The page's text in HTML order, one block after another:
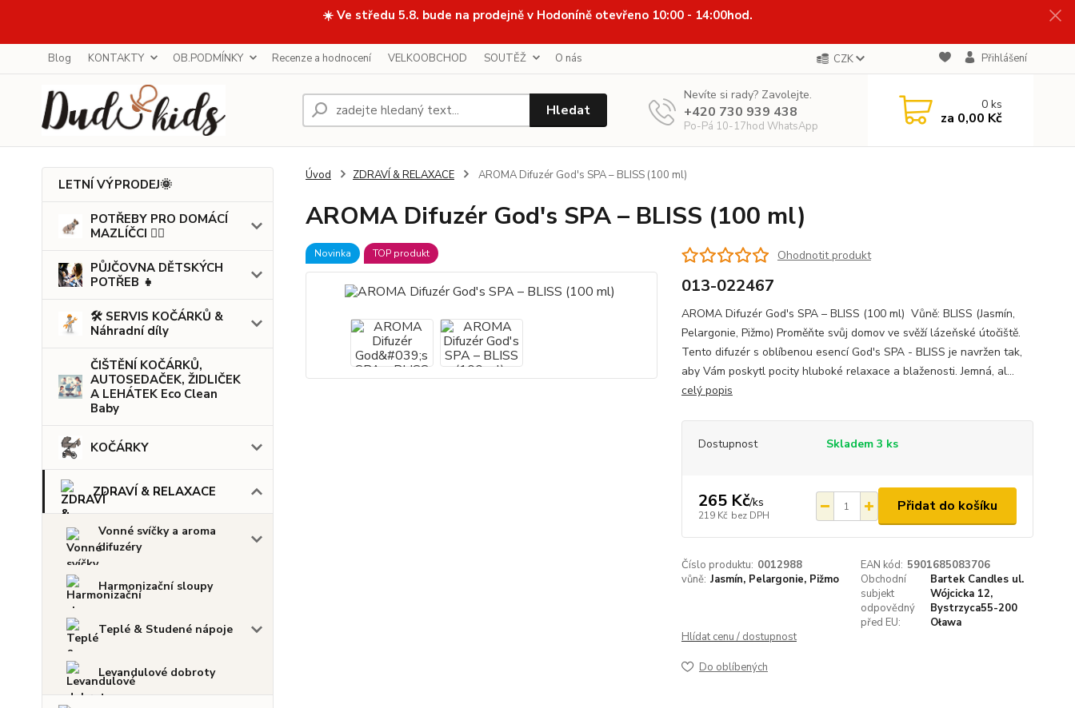
☀️ Ve středu 5.8. bude na prodejně v Hodoníně otevřeno 10:00 - 14:00hod.
Blog KONTAKTY OB.PODMÍNKY Recenze a hodnocení VELKOOBCHOD SOUTĚŽ O nás CZK Přihlášení
Hledat
Nevíte si rady? Zavolejte.
+420 730 939 438
Po-Pá 10-17hod WhatsApp
0ks
za 0,00 Kč
LETNÍ VÝPRODEJ🌞
POTŘEBY PRO DOMÁCÍ
MAZLÍČCI 🐕‍🦺
PŮJČOVNA DĚTSKÝCH
POTŘEB 👧
🛠️ SERVIS KOČÁRKŮ &
Náhradní díly
ČIŠTĚNÍ KOČÁRKŮ,
AUTOSEDAČEK, ŽIDLIČEK
A LEHÁTEK Eco Clean
Baby
KOČÁRKY
ZDRAVÍ & RELAXACE
Vonné svíčky a aroma
difuzéry
Harmonizační sloupy
Teplé & Studené nápoje
Levandulové dobroty
Úvod ZDRAVÍ & RELAXACE AROMA Difuzér God's SPA – BLISS (100 ml)
AROMA Difuzér God's SPA – BLISS (100 ml)
Novinka TOP produkt Ohodnotit produkt
013-022467
AROMA Difuzér God's SPA – BLISS (100 ml) Vůně: BLISS (Jasmín,
Pelargonie, Pižmo) Proměňte svůj domov ve svěží lázeňské útočiště.
Tento difuzér s oblíbenou esencí God's SPA - BLISS je navržen tak,
aby Vám poskytl pocity hluboké relaxace a blaženosti. Jemná, al...
celý popis
Dostupnost Skladem 3 ks
265 Kč/ks
219 Kč bez DPH
Přidat do košíku
Číslo produktu: 0012988 EAN kód: 5901685083706
vůně: Jasmín, Pelargonie, Pižmo
Obchodní
subjekt
odpovědný
před EU:
Bartek Candles ul.
Wójcicka 12,
Bystrzyca55-200
Oława
Hlídat cenu / dostupnost
Do oblíbených